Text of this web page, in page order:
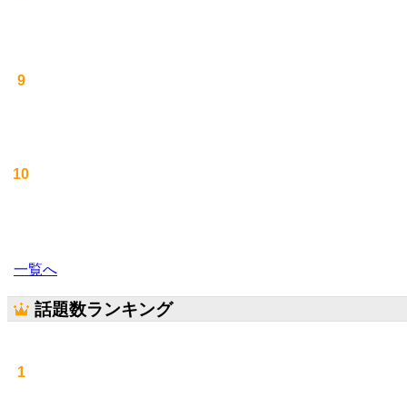
9
10
一覧へ
話題数ランキング
1